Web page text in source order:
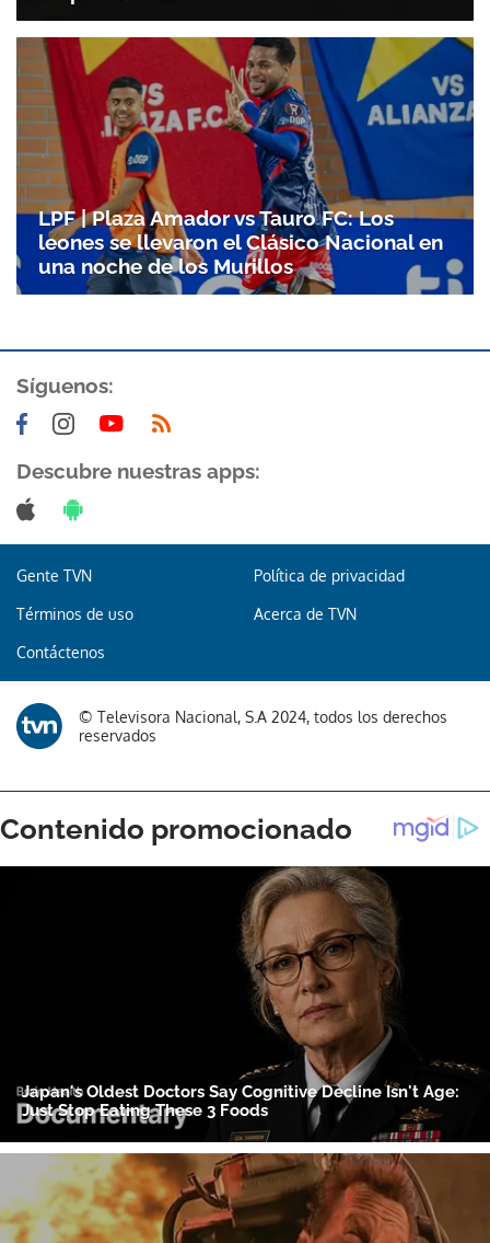
Gracias por suscribirte a nuestro boletín.
LPF | Plaza Amador vs Tauro FC: Los
leones se llevaron el Clásico Nacional en
una noche de los Murillos
Síguenos:
Descubre nuestras apps:
Gente TVN Política de privacidad
Términos de uso Acerca de TVN
Contáctenos
© Televisora Nacional, S.A 2024, todos los derechos
reservados